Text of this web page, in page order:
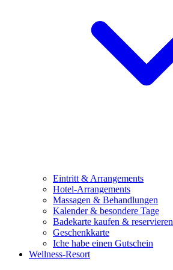
Eintritt & Arrangements
Hotel-Arrangements
Massagen & Behandlungen
Kalender & besondere Tage
Badekarte kaufen & reservieren
Geschenkkarte
Iche habe einen Gutschein
Wellness-Resort